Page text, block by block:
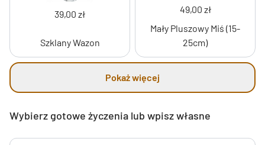
39,00 zł
Szklany Wazon
49,00 zł
Mały Pluszowy Miś (15-
25cm)
Pokaż więcej
Wybierz gotowe życzenia lub wpisz własne